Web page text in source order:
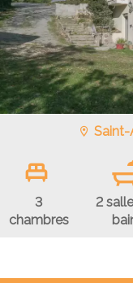
Saint-
3
chambres
2